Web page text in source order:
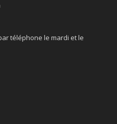
téléphone le mardi et le